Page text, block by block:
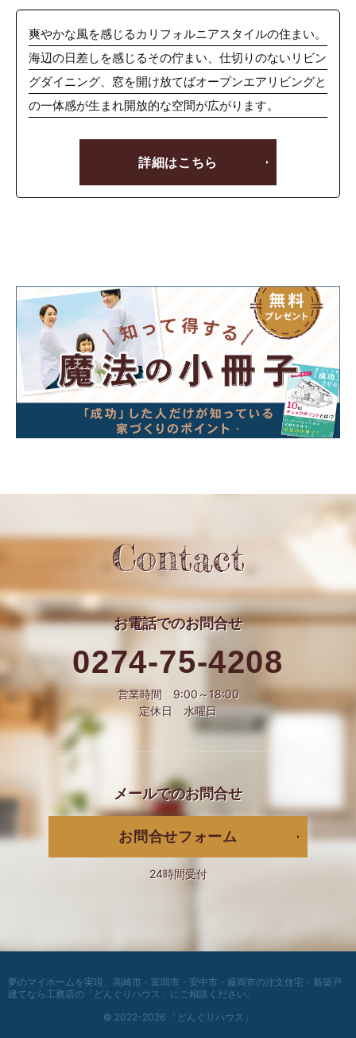
爽やかな風を感じるカリフォルニアスタイルの住まい。
海辺の日差しを感じるその佇まい、仕切りのないリビン
グダイニング、窓を開け放てばオープンエアリビングと
の一体感が生まれ開放的な空間が広がります。
詳細はこちら
Contact
お電話でのお問合せ
0274-75-4208
営業時間 9:00～18:00
定休日 水曜日
メールでのお問合せ
お問合せフォーム
24時間受付
© 2022-2026 「どんぐりハウス」
夢のマイホームを実現、 高崎市・富岡市・安中市・藤岡市の注文住宅・新築戸
建てなら工務店の「どんぐりハウス」 にご相談ください。